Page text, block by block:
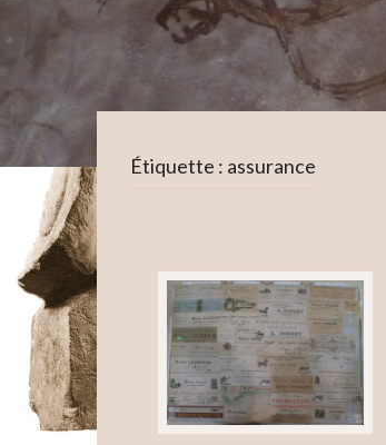
Étiquette : assurance